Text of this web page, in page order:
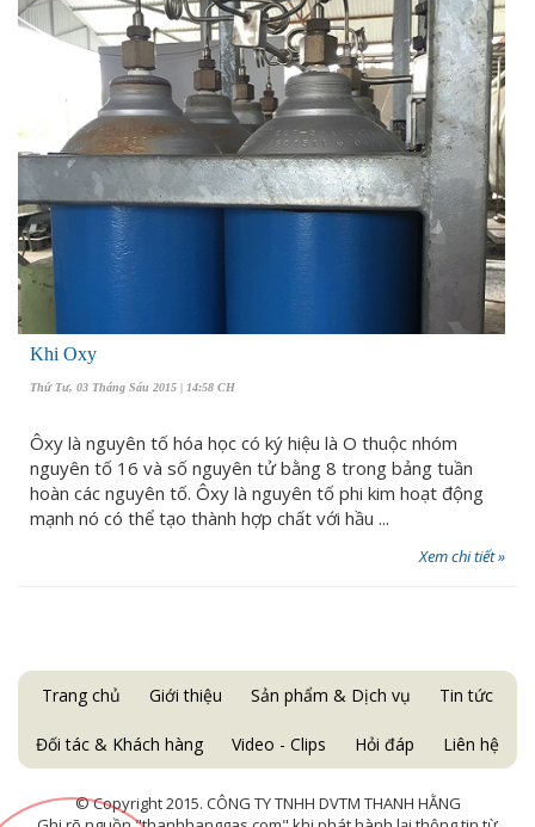
Khi Oxy
Thứ Tư, 03 Tháng Sáu 2015 | 14:58 CH
Ôxy là nguyên tố hóa học có ký hiệu là O thuộc nhóm
nguyên tố 16 và số nguyên tử bằng 8 trong bảng tuần
hoàn các nguyên tố. Ôxy là nguyên tố phi kim hoạt động
mạnh nó có thể tạo thành hợp chất với hầu ...
Xem chi tiết »
Trang chủ Giới thiệu Sản phẩm & Dịch vụ Tin tức
Đối tác & Khách hàng Video - Clips Hỏi đáp Liên hệ
© Copyright 2015. CÔNG TY TNHH DVTM THANH HẰNG